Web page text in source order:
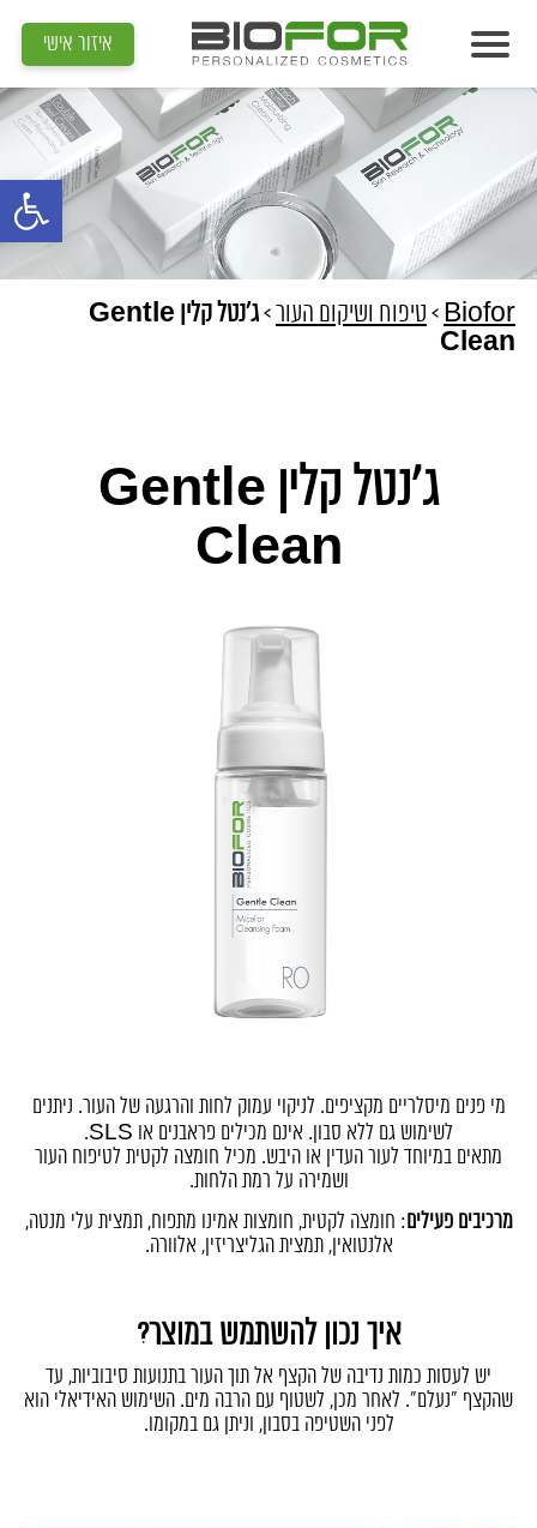
פתח סרגל
אודות
מוצרים
תוצאות
מדיה
מאמרים
איתור קוסמטיקאית
איזור אישי
Biofor
> טיפוח ושיקום העור>
ג'נטל קלין Gentle
Clean
ג'נטל קלין Gentle
Clean
מי פנים מיסלריים מקציפים. לניקוי עמוק לחות והרגעה של העור. ניתנים
לשימוש גם ללא סבון. אינם מכילים פראבנים או SLS.
מתאים במיוחד לעור העדין או היבש. מכיל חומצה לקטית לטיפוח העור
ושמירה על רמת הלחות.
מרכיבים פעילים: חומצה לקטית, חומצות אמינו מתפוח, תמצית עלי מנטה,
אלנטואין, תמצית הגליצריזין, אלוורה.
איך נכון להשתמש במוצר?
יש לעסות כמות נדיבה של הקצף אל תוך העור בתנועות סיבוביות, עד
שהקצף "נעלם". לאחר מכן, לשטוף עם הרבה מים. השימוש האידיאלי הוא
לפני השטיפה בסבון, וניתן גם במקומו.